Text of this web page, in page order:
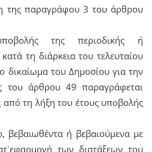
της παραγράφου 3 του άρθρου
της περιοδικής ή
τη διάρκεια του τελευταίου
δικαίωμα του Δημοσίου για την
του άρθρου 49 παραγράφεται
από τη λήξη του έτους υποβολής
βεβαιωθέντα ή βεβαιούμενα με
των διατάξεων του